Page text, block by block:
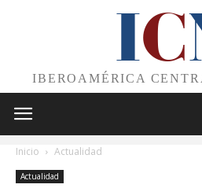
IC
IBEROAMÉRICA
Inicio Actualidad
Actualidad